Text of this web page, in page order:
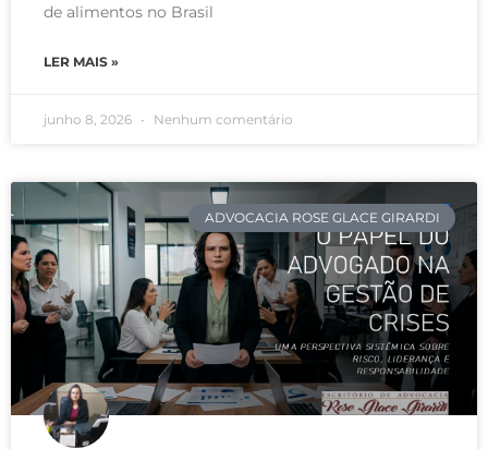
de alimentos no Brasil
LER MAIS »
junho 8, 2026 Nenhum comentário
ADVOCACIA ROSE GLACE GIRARDI